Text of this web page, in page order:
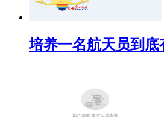
培养一名航天员到底